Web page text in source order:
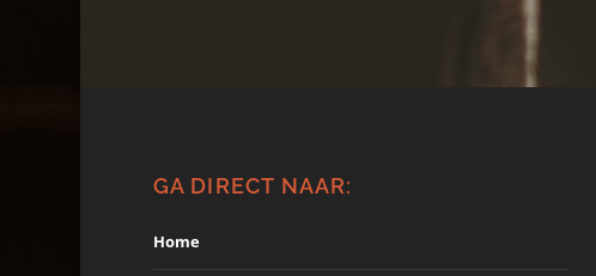
GA DIRECT NAAR:
Home